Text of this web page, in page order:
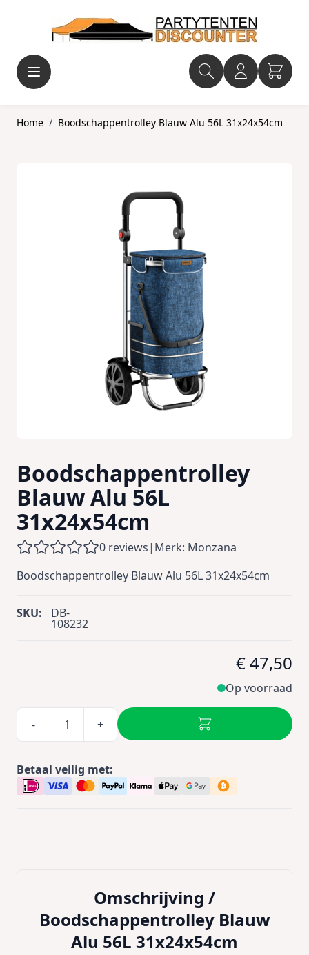
Home / Boodschappentrolley Blauw Alu 56L 31x24x54cm
Boodschappentrolley
Blauw Alu 56L
31x24x54cm
0 reviews| Merk: Monzana
Boodschappentrolley Blauw Alu 56L 31x24x54cm
SKU: DB-
108232
€ 47,50
Op voorraad
- +
Betaal veilig met:
Omschrijving /
Boodschappentrolley Blauw
Alu 56L 31x24x54cm